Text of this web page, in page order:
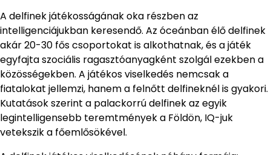
A delfinek játékosságának oka részben az
intelligenciájukban keresendő. Az óceánban élő delfinek
akár 20-30 fős csoportokat is alkothatnak, és a játék
egyfajta szociális ragasztóanyagként szolgál ezekben a
közösségekben. A játékos viselkedés nemcsak a
fiatalokat jellemzi, hanem a felnőtt delfineknél is gyakori.
Kutatások szerint a palackorrú delfinek az egyik
legintelligensebb teremtmények a Földön, IQ-juk
vetekszik a főemlősökével.